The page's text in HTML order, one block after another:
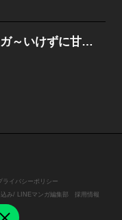
御曹司と契約オメガ～いけずに甘く噛まれたい～
ライバシーポリシー
み/ LINEマンガ編集部
採用情報